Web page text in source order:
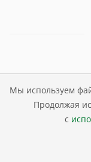
Мы используем
Продолжая
с